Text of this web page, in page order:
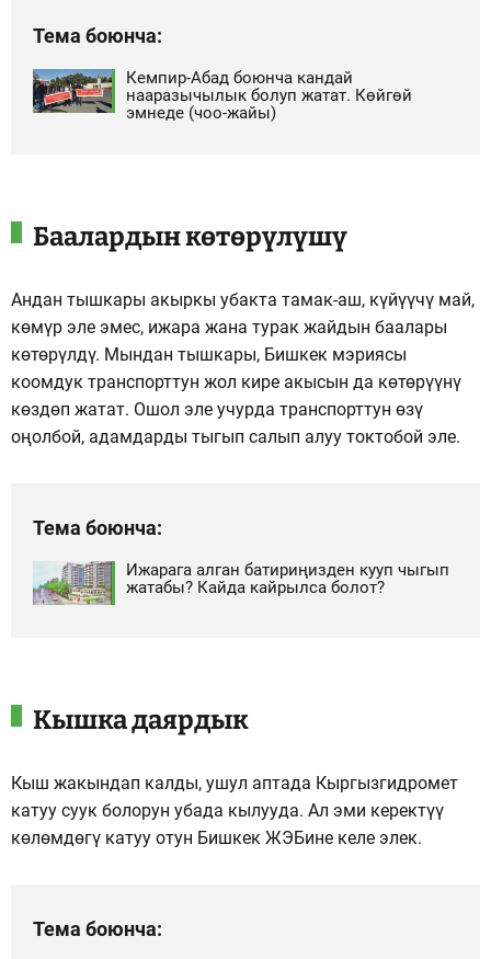
Тема боюнча:
Кемпир-Абад боюнча кандай
нааразычылык болуп жатат. Көйгөй
эмнеде (чоо-жайы)
Баалардын көтөрүлүшү
Андан тышкары акыркы убакта тамак-аш, күйүүчү май,
көмүр эле эмес, ижара жана турак жайдын баалары
көтөрүлдү. Мындан тышкары, Бишкек мэриясы
коомдук транспорттун жол кире акысын да көтөрүүнү
көздөп жатат. Ошол эле учурда транспорттун өзү
оңолбой, адамдарды тыгып салып алуу токтобой эле.
Тема боюнча:
Ижарага алган батириңизден кууп чыгып
жатабы? Кайда кайрылса болот?
Кышка даярдык
Кыш жакындап калды, ушул аптада Кыргызгидромет
катуу суук болорун убада кылууда. Ал эми керектүү
көлөмдөгү катуу отун Бишкек ЖЭБине келе элек.
Тема боюнча: